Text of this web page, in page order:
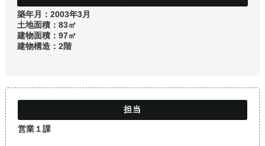
築年月：2003年3月
土地面積：83㎡
建物面積：97㎡
建物構造：2階
営業１課